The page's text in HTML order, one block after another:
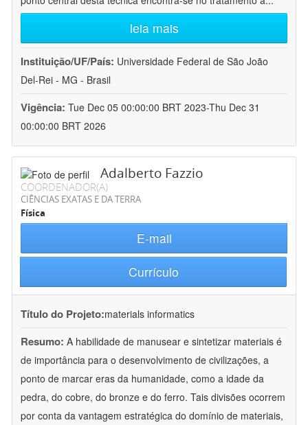
leia mais
Instituição/UF/País: Universidade Federal de São João
Del-Rei - MG - Brasil
Vigência: Tue Dec 05 00:00:00 BRT 2023-Thu Dec 31
00:00:00 BRT 2026
Adalberto Fazzio
COORDENADOR(A)
CIÊNCIAS EXATAS E DA TERRA
Física
E-mail
Currículo
Título do Projeto:materials informatics
Resumo: A habilidade de manusear e sintetizar materiais é
de importância para o desenvolvimento de civilizações, a
ponto de marcar eras da humanidade, como a idade da
pedra, do cobre, do bronze e do ferro. Tais divisões ocorrem
por conta da vantagem estratégica do domínio de materiais,